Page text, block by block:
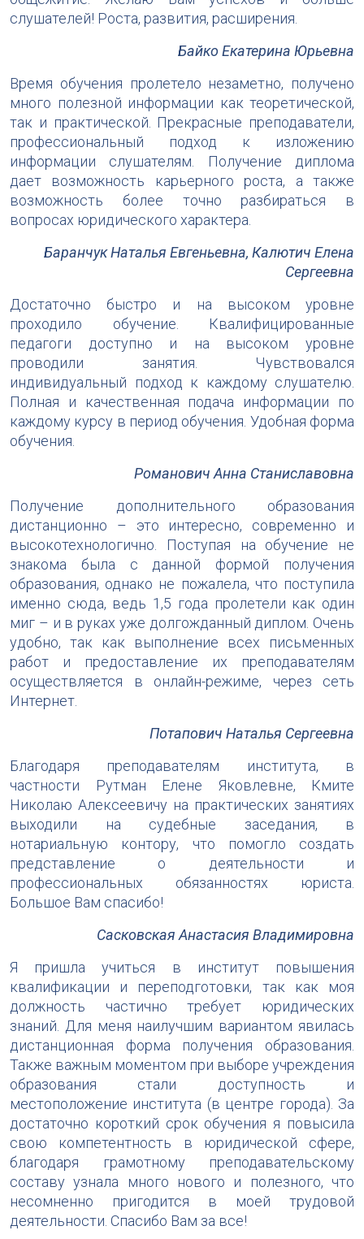
слушателей! Роста, развития, расширения.
Байко Екатерина Юрьевна
Время обучения пролетело незаметно, получено
много полезной информации как теоретической,
так и практической. Прекрасные преподаватели,
профессиональный подход к изложению
информации слушателям. Получение диплома
дает возможность карьерного роста, а также
возможность более точно разбираться в
вопросах юридического характера.
Баранчук Наталья Евгеньевна, Калютич Елена
Сергеевна
Достаточно быстро и на высоком уровне
проходило обучение. Квалифицированные
педагоги доступно и на высоком уровне
проводили занятия. Чувствовался
индивидуальный подход к каждому слушателю.
Полная и качественная подача информации по
каждому курсу в период обучения. Удобная форма
обучения.
Романович Анна Станиславовна
Получение дополнительного образования
дистанционно – это интересно, современно и
высокотехнологично. Поступая на обучение не
знакома была с данной формой получения
образования, однако не пожалела, что поступила
именно сюда, ведь 1,5 года пролетели как один
миг – и в руках уже долгожданный диплом. Очень
удобно, так как выполнение всех письменных
работ и предоставление их преподавателям
осуществляется в онлайн-режиме, через сеть
Интернет.
Потапович Наталья Сергеевна
Благодаря преподавателям института, в
частности Рутман Елене Яковлевне, Кмите
Николаю Алексеевичу на практических занятиях
выходили на судебные заседания, в
нотариальную контору, что помогло создать
представление о деятельности и
профессиональных обязанностях юриста.
Большое Вам спасибо!
Сасковская Анастасия Владимировна
Я пришла учиться в институт повышения
квалификации и переподготовки, так как моя
должность частично требует юридических
знаний. Для меня наилучшим вариантом явилась
дистанционная форма получения образования.
Также важным моментом при выборе учреждения
образования стали доступность и
местоположение института (в центре города). За
достаточно короткий срок обучения я повысила
свою компетентность в юридической сфере,
благодаря грамотному преподавательскому
составу узнала много нового и полезного, что
несомненно пригодится в моей трудовой
деятельности. Спасибо Вам за все!